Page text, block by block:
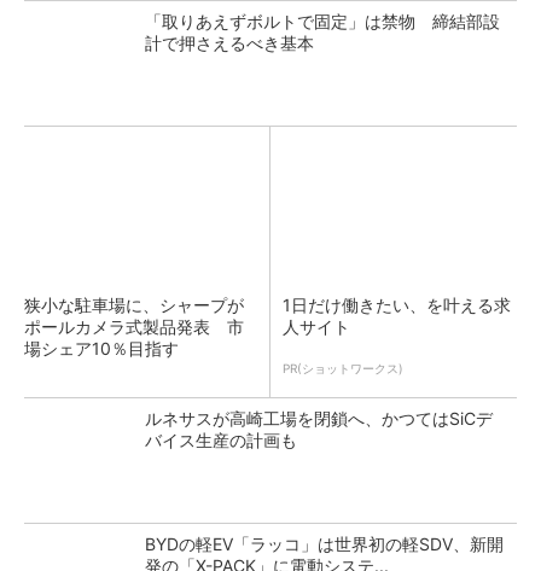
「取りあえずボルトで固定」は禁物 締結部設
計で押さえるべき基本
狭小な駐車場に、シャープが
ポールカメラ式製品発表 市
場シェア10％目指す
1日だけ働きたい、を叶える求
人サイト
PR(ショットワークス)
ルネサスが高崎工場を閉鎖へ、かつてはSiCデ
バイス生産の計画も
BYDの軽EV「ラッコ」は世界初の軽SDV、新開
発の「X-PACK」に電動システ...